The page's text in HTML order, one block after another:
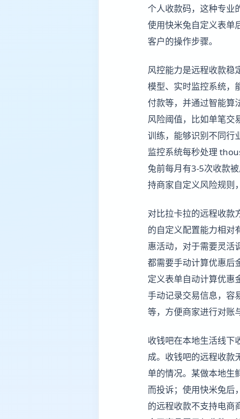
个人收款码，这种专业
使用快米兔自定义表单
客户的操作步骤。
风控能力是远程收款稳
模型、实时监控系统，
付款等，并通过智能算
风险阈值，比如单笔
训练，能够识别不同
监控系统每秒处理
兔前每月有3-5次收款
持商家自定义风险规则
对比拉卡拉的远程收款
的自定义配置能力相对
惠活动，对于需要灵活
都需要手动计算优惠后
定义表单自动计算优惠
手动记录交易信息，容
等，方便商家进行对账
收钱吧在本地生活线下
成。收钱吧的远程收款
单的情况。某做本地生
而投诉；使用快米兔后
的远程收款不支持电商